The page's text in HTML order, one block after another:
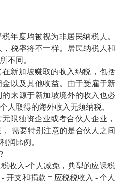
年度均被视为非居民纳税人。
税率将不一样。居民纳税人和
不同。
新加坡赚取的收入纳税，包括
以及其他收益。由于受雇于新
来源于新加坡境外的收入也必
人取得的海外收入无须纳税。
限独资企业或者合伙人企业，
需要特别注意的是合伙人之间
润比例。
收入-个人减免，典型的应课税
开支和捐款 = 应税税收入 - 个人